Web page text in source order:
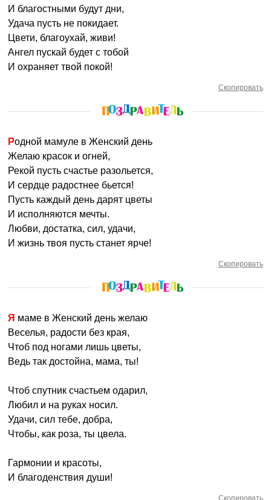
И благостными будут дни,
Удача пусть не покидает.
Цвети, благоухай, живи!
Ангел пускай будет с тобой
И охраняет твой покой!
Скопировать
Родной мамуле в Женский день
Желаю красок и огней,
Рекой пусть счастье разольется,
И сердце радостнее бьется!
Пусть каждый день дарят цветы
И исполняются мечты.
Любви, достатка, сил, удачи,
И жизнь твоя пусть станет ярче!
Скопировать
Я маме в Женский день желаю
Веселья, радости без края,
Чтоб под ногами лишь цветы,
Ведь так достойна, мама, ты!
Чтоб спутник счастьем одарил,
Любил и на руках носил.
Удачи, сил тебе, добра,
Чтобы, как роза, ты цвела.
Гармонии и красоты,
И благоденствия души!
Скопировать